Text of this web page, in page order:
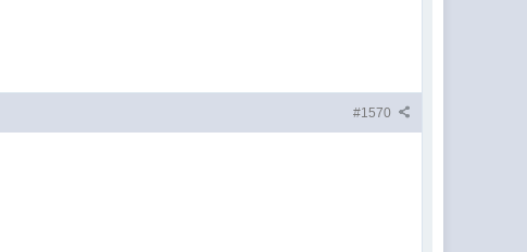
#1570